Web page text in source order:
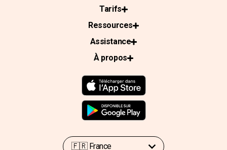
Tarifs
Ressources
Assistance
À propos